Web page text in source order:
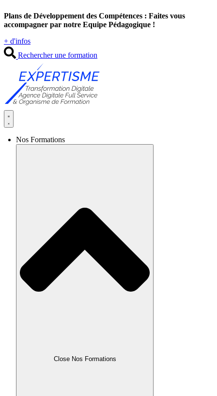
au
contenu
Plans de Développement des Compétences : Faites vous
accompagner par notre Equipe Pédagogique !
+ d'infos
Rechercher une formation
Nos Formations
Close Nos Formations